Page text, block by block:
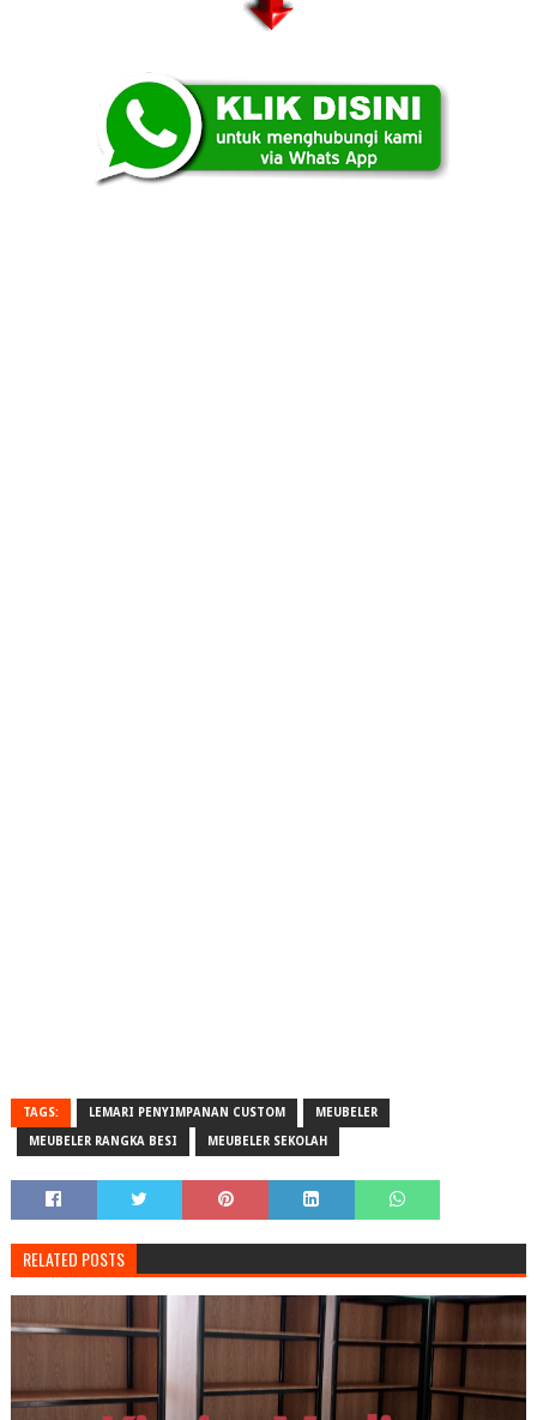
TAGS: LEMARI PENYIMPANAN CUSTOM MEUBELER
MEUBELER RANGKA BESI MEUBELER SEKOLAH
RELATED POSTS